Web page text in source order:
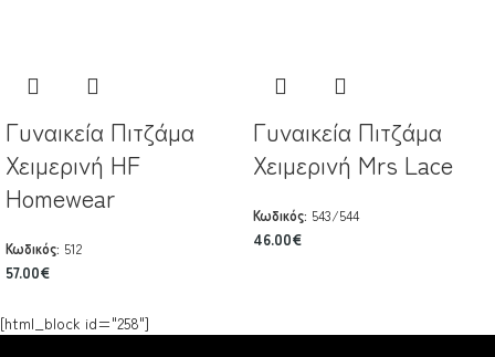
Γυναικεία Πιτζάμα
Χειμερινή HF
Homewear
Κωδικός: 512
57.00€
Γυναικεία Πιτζάμα
Χειμερινή Mrs Lace
Κωδικός: 543/544
46.00€
[html_block id="258"]